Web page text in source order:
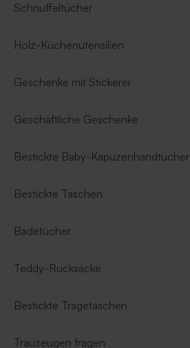
Schnuffeltücher
Holz-Küchenutensilien
Geschenke mit Stickerei
Geschäftliche Geschenke
Bestickte Baby-Kapuzenhandtücher
Bestickte Taschen
Badetücher
Teddy-Rucksäcke
Bestickte Tragetaschen
Trauzeugen fragen